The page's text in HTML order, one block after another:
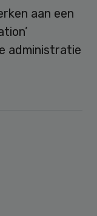
aan een
administratie